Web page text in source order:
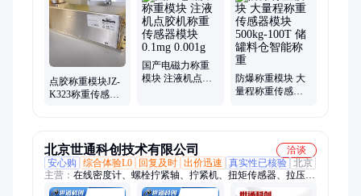
桌、流动治超地磅、称重控制系统、汽车称重系统、流水线称重
设备、检重秤、自动称重、在线称重设备、在线检重秤、轴重
秤、电子天平、重量分选秤、DWS物流分拣称重机
点胶称重模块JZ-
K323称重传感器
国产电磁力称重
模块 注液机点胶
防爆称重模块 大
量程称重传感器
北京世通科创技术有限公司
洽谈
安心购
综合体验L0 回复及时 出价迅速 真实性已核验 北京
主营： 在线密度计、螺栓拧紧轴、拧紧机、扭矩传感器、拉压力
传感器、在线粘度计、在线浓度计